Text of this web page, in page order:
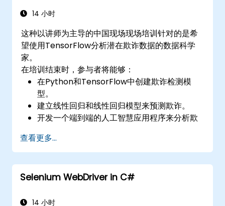
14 小时
这种以讲师为主导的中国现场现场培训针对的是希
望使用TensorFlow分析潜在欺诈数据的数据科学
家。
在培训结束时，参与者将能够：
在Python和TensorFlow中创建欺诈检测模
型。
建立线性回归和线性回归模型来预测欺诈。
开发一个端到端的人工智慧应用程序来分析欺
查看更多...
Selenium WebDriver in C#
14 小时